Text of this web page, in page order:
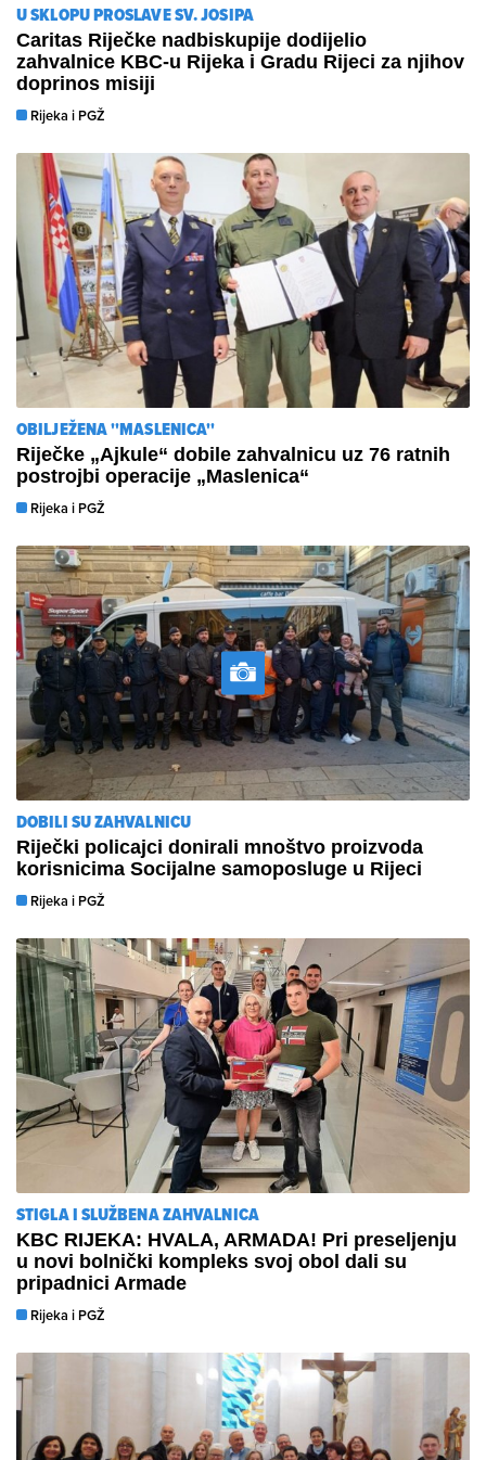
U SKLOPU PROSLAVE SV. JOSIPA
Caritas Riječke nadbiskupije dodijelio
zahvalnice KBC-u Rijeka i Gradu Rijeci za njihov
doprinos misiji
Rijeka i PGŽ
OBILJEŽENA ''MASLENICA''
​Riječke „Ajkule“ dobile zahvalnicu uz 76 ratnih
postrojbi operacije „Maslenica“
Rijeka i PGŽ
DOBILI SU ZAHVALNICU
Riječki policajci donirali mnoštvo proizvoda
korisnicima Socijalne samoposluge u Rijeci
Rijeka i PGŽ
STIGLA I SLUŽBENA ZAHVALNICA
KBC RIJEKA: HVALA, ARMADA! Pri preseljenju
u novi bolnički kompleks svoj obol dali su
pripadnici Armade
Rijeka i PGŽ